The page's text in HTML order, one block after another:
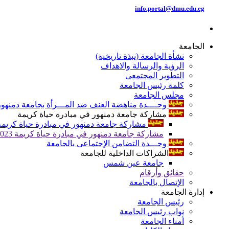
info.portal@dmu.edu.eg
الجامعة
نشأة الجامعة (نبذة تاريخية)
الرؤية والرسالة والاهداف
التطوير المجتمعى
كلمة رئيس الجامعة
مجلس الجامعة
وحــــدة مناهضة العنف ضد المـــرأة بجامعة
مشاركة جامعة دمنهور في مبادرة حياة كريمة
مشاركة جامعة دمنهور في مبادرة حياة كريمة
مشاركة جامعة دمنهور في مبادرة حياة كريمة 2023
وحـــدة التضامن الإجتماعى بالجامعة
الشراكات الداخلية للجامعة
جامعة عين شمس
حقائق وأرقام
الإتصال بالجامعة
إدارة الجامعة
رئيس الجامعة
نواب رئيس الجامعة
أمناء الجامعة